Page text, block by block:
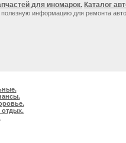
для иномарок. Каталог
полезную информацию для ремонта
отдых.